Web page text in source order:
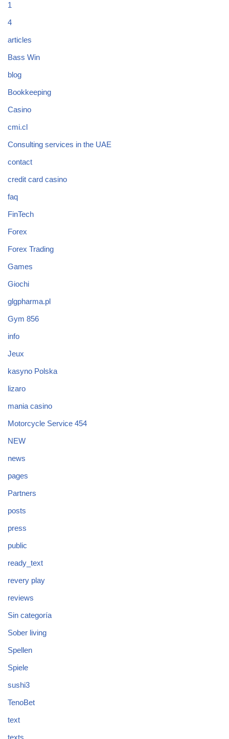
1
4
articles
Bass Win
blog
Bookkeeping
Casino
cmi.cl
Consulting services in the UAE
contact
credit card casino
faq
FinTech
Forex
Forex Trading
Games
Giochi
glgpharma.pl
Gym 856
info
Jeux
kasyno Polska
lizaro
mania casino
Motorcycle Service 454
NEW
news
pages
Partners
posts
press
public
ready_text
revery play
reviews
Sin categoría
Sober living
Spellen
Spiele
sushi3
TenoBet
text
texts